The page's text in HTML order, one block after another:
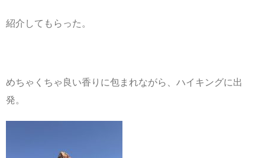
紹介してもらった。
めちゃくちゃ良い香りに包まれながら、ハイキングに出
発。